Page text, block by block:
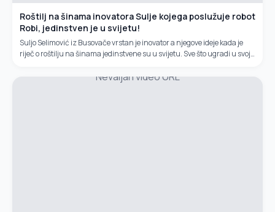
Roštilj na šinama inovatora Sulje kojega poslužuje robot
Robi, jedinstven je u svijetu!
Suljo Selimović iz Busovače vrstan je inovator a njegove ideje kada je
riječ o roštilju na šinama jedinstvene su u svijetu. Sve što ugradi u svoja
Nevaljan video URL